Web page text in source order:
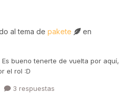
al tema de pakete en
Es bueno tenerte de vuelta por aquí,
el rol :D
3 respuestas